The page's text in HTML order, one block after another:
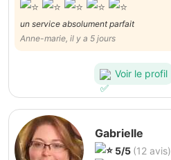
un service absolument parfait
Anne-marie, il y a 5 jours
Voir le profil
Gabrielle
5/5 (12 avis)